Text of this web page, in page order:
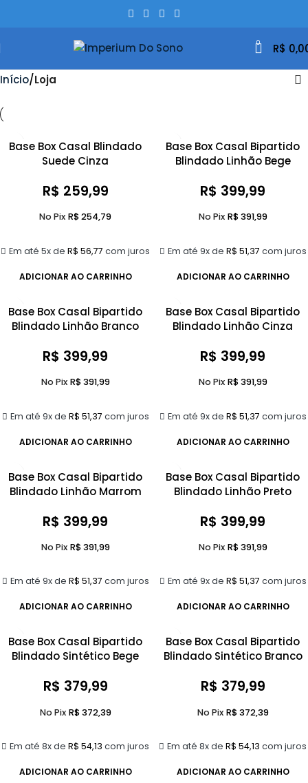
0 R$
Início Loja
Base Box Casal Blindado
Suede Cinza
R$ 259,99
Em até 5x de R$ 56,77 com juros
No Pix R$254,79
ADICIONAR AO CARRINHO
Base Box Casal Bipartido
Blindado Linhão Bege
R$ 399,99
Em até 9x de R$ 51,37 com juros
No Pix R$391,99
ADICIONAR AO CARRINHO
Base Box Casal Bipartido
Blindado Linhão Branco
R$ 399,99
Em até 9x de R$ 51,37 com juros
No Pix R$391,99
ADICIONAR AO CARRINHO
Base Box Casal Bipartido
Blindado Linhão Cinza
R$ 399,99
Em até 9x de R$ 51,37 com juros
No Pix R$391,99
ADICIONAR AO CARRINHO
Base Box Casal Bipartido
Blindado Linhão Marrom
R$ 399,99
Em até 9x de R$ 51,37 com juros
No Pix R$391,99
ADICIONAR AO CARRINHO
Base Box Casal Bipartido
Blindado Linhão Preto
R$ 399,99
Em até 9x de R$ 51,37 com juros
No Pix R$391,99
ADICIONAR AO CARRINHO
Base Box Casal Bipartido
Blindado Sintético Bege
R$ 379,99
Em até 8x de R$ 54,13 com juros
No Pix R$372,39
ADICIONAR AO CARRINHO
Base Box Casal Bipartido
Blindado Sintético Branco
R$ 379,99
Em até 8x de R$ 54,13 com juros
No Pix R$372,39
ADICIONAR AO CARRINHO